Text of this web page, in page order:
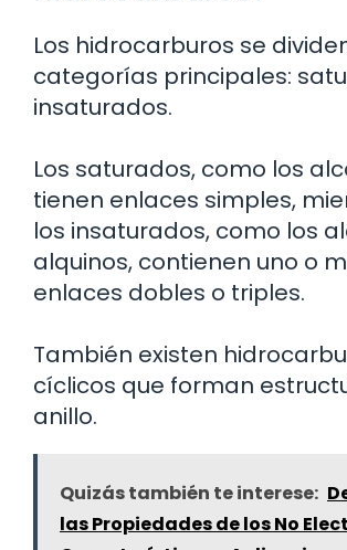
Los hidrocarburos se
categorías principales:
insaturados.
Los saturados, como los
tienen enlaces simples,
los insaturados, como los
alquinos, contienen uno o
enlaces dobles o triples.
También existen
cíclicos que forman
anillo.
Quizás también te interese:
las Propiedades de los No